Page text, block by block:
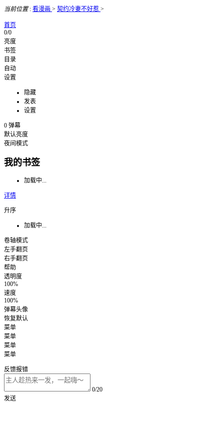
当前位置: 看漫画 > 契约冷妻不好惹 >
首页
0/0
亮度
书签
目录
自动
设置
隐藏
发表
设置
0 弹幕
默认亮度
夜间模式
我的书签
加载中...
详情
升序
加载中...
卷轴模式
左手翻页
右手翻页
帮助
透明度
100%
速度
100%
弹幕头像
恢复默认
菜单
菜单
菜单
菜单
反馈报错
0/20
发送